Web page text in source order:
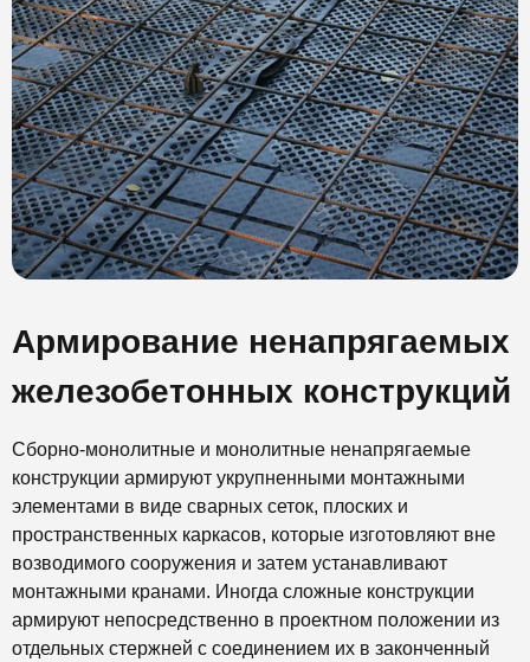
Армирование ненапрягаемых
железобетонных конструкций
Сборно-монолитные и монолитные ненапрягаемые
конструкции армируют укрупненными монтажными
элементами в виде сварных сеток, плоских и
пространственных каркасов, которые изготовляют вне
возводимого сооружения и затем устанавливают
монтажными кранами. Иногда сложные конструкции
армируют непосредственно в проектном положении из
отдельных стержней с соединением их в законченный